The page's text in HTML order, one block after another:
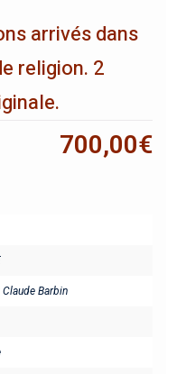
arrivés dans
religion. 2
700,00€
Claude Barbin